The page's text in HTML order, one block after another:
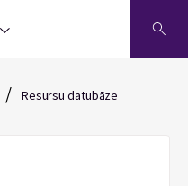
/ Resursu datubāze